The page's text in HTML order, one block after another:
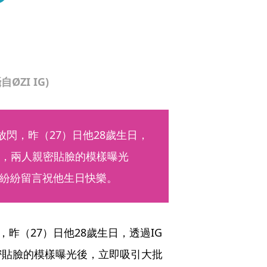
ØZI IG)
，昨（27）日他28歲生日，
兩人親密貼臉的模樣曝光
紛留言祝他生日快樂。
昨（27）日他28歲生日，透過IG
臉的模樣曝光後，立即吸引大批